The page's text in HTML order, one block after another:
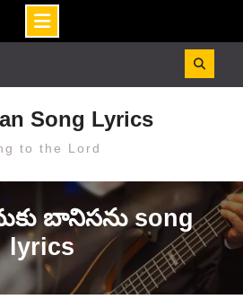
Song Lyrics
to the Lord
బానిసను song
lyrics